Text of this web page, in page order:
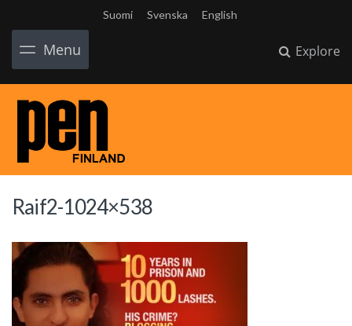
Suomi Svenska English
Menu Explore
Raif2-1024×538